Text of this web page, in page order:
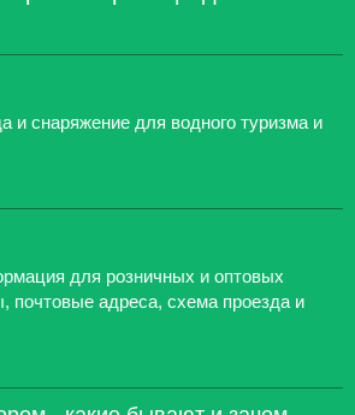
и снаряжение для водного туризма и
для розничных и оптовых
почтовые адреса, схема проезда и